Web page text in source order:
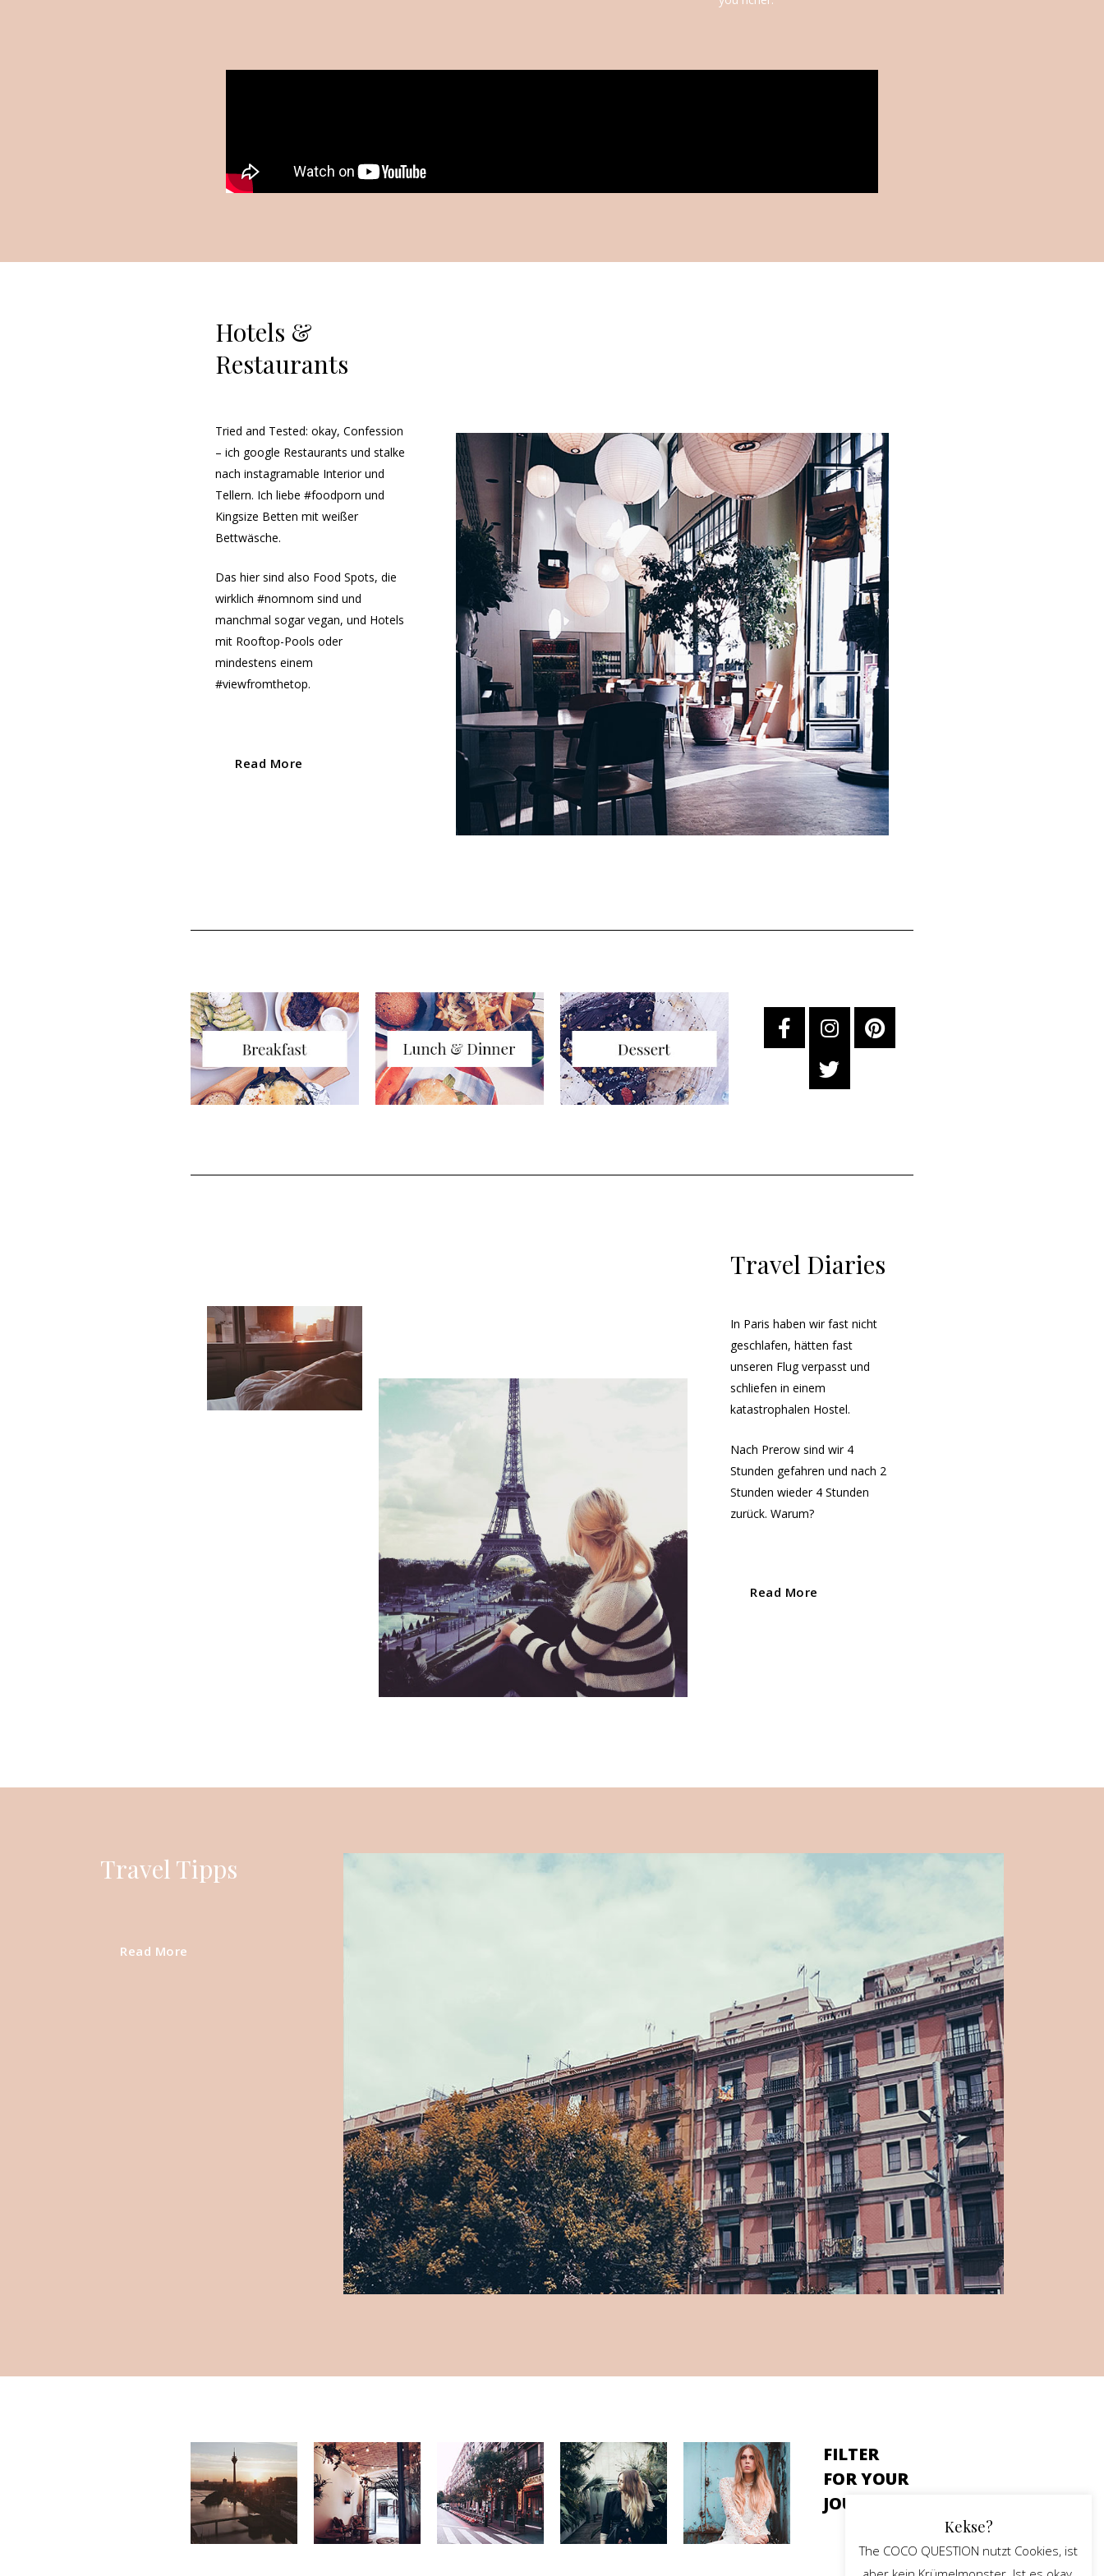
Hotels &
Restaurants
Tried and Tested: okay, Confession
– ich google Restaurants und stalke
nach instagramable Interior und
Tellern. Ich liebe #foodporn und
Kingsize Betten mit weißer
Bettwäsche.
Das hier sind also Food Spots, die
wirklich #nomnom sind und
manchmal sogar vegan, und Hotels
mit Rooftop-Pools oder
mindestens einem
#viewfromthetop.
Read More
Travel Diaries
In Paris haben wir fast nicht
geschlafen, hätten fast
unseren Flug verpasst und
schliefen in einem
katastrophalen Hostel.
Nach Prerow sind wir 4
Stunden gefahren und nach 2
Stunden wieder 4 Stunden
zurück. Warum?
Read More
Travel Tipps
Read More
FILTER
FOR YOUR
JOURNEY
Kekse?
The COCO QUESTION nutzt Cookies, ist